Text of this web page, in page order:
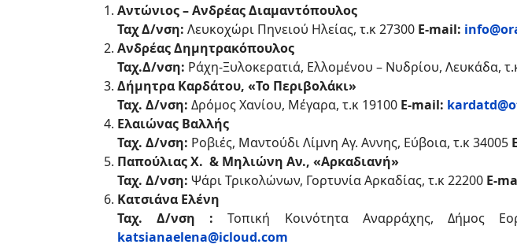
Αντώνιος – Ανδρέας Διαμαντόπουλος
Ταχ Δ/νση: Λευκοχώρι Πηνειού Ηλείας, τ.κ 27300 E-mail:
Ανδρέας Δημητρακόπουλος
Ταχ.Δ/νση: Ράχη-Ξυλοκερατιά, Ελλομένου – Νυδρίου, Λευκάδα,
Δήμητρα Καρδάτου, «Το Περιβολάκι»
Ταχ. Δ/νση: Δρόμος Χανίου, Μέγαρα, τ.κ 19100 E-mail:
Ελαιώνας Βαλλής
Ταχ. Δ/νση: Ροβιές, Μαντούδι Λίμνη Αγ. Αννης, Εύβοια, τ.κ 34005
Παπούλιας Χ. & Μηλιώνη Αν., «Αρκαδιανή»
Ταχ. Δ/νση: Ψάρι Τρικολώνων, Γορτυνία Αρκαδίας, τ.κ 22200 E-
Κατσιάνα Ελένη
Ταχ. Δ/νση : Τοπική Κοινότητα Αναρράχης, Δήμος
katsianaelena@icloud.com